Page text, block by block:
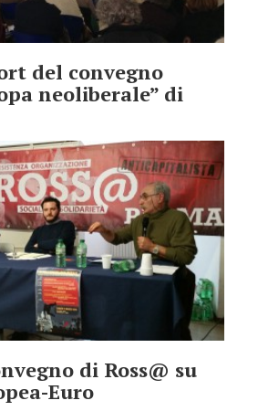
del convegno
neoliberale” di
di Ross@ su
Euro